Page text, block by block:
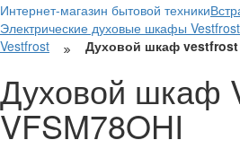
Интернет-магазин бытовой техники
Электрические духовые шкафы Vestfrost
Vestfrost
Духовой шкаф vestfrost
Духовой шкаф
VFSM78OHI